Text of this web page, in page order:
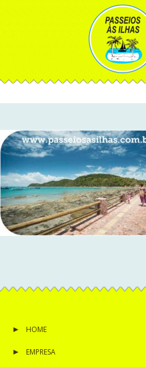
HOME
EMPRESA